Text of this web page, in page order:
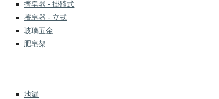
擠皂器 - 掛牆式
擠皂器 - 立式
玻璃五金
肥皂架
地漏